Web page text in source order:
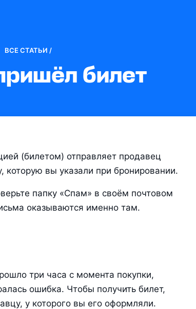
ВСЕ СТАТЬИ /
билет
(билетом) отправляет продавец
которую вы указали при бронировании.
папку «Спам» в своём почтовом
оказываются именно там.
три часа с момента покупки,
ошибка. Чтобы получить билет,
у которого вы его оформляли.